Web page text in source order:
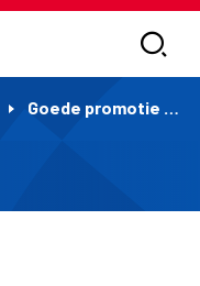
Goede promotie dartssport